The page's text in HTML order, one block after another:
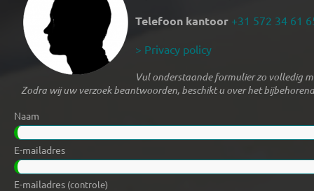
Telefoon kantoor +31 572 34 61
> Privacy policy
Vul onderstaande formulier zo volledig
Zodra wij uw verzoek beantwoorden, beschikt u over het
Naam
E-mailadres
E-mailadres (controle)